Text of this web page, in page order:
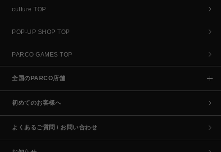
culture TOP
POP-UP SHOP TOP
PARCO GAMES TOP
全国のPARCO店舗
初めてのお客様へ
よくあるご質問 / お問い合わせ